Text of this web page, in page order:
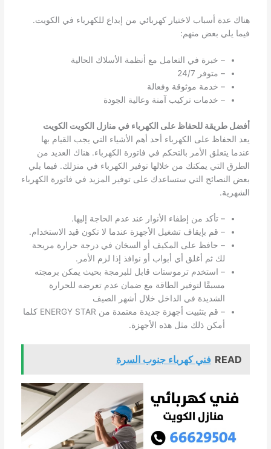
هناك عدة أسباب لاختيار كهربائي من إبداع للكهرباء في الكويت.
فيما يلي بعض منهم:
– خبرة في التعامل مع أنظمة الأسلاك الحالية
– متوفر 24/7
– خدمة موثوقة وفعالة
– خدمات تركيب آمنة وعالية الجودة
أفضل طريقة للحفاظ على الكهرباء في منازل الكويت الكويت
يعد الحفاظ على الكهرباء أحد أهم الأشياء التي يجب القيام بها
عندما يتعلق الأمر بالتحكم في فاتورة الكهرباء. هناك العديد من
الطرق التي يمكنك من خلالها توفير الكهرباء في منزلك. فيما يلي
بعض النصائح التي ستساعدك على توفير المزيد في فاتورة الكهرباء
الشهرية.
– تأكد من إطفاء الأنوار عند عدم الحاجة إليها.
– قم بإيقاف تشغيل الأجهزة عندما لا تكون قيد الاستخدام.
– حافظ على المكيف أو السخان في درجة حرارة مريحة
لك ثم أغلق أي أبواب أو نوافذ إذا لزم الأمر.
– استخدم ترموستات قابل للبرمجة بحيث يمكن برمجته
مسبقًا لتوفير الطاقة مع ضمان عدم تعرضه للحرارة
الشديدة في الداخل خلال أشهر الصيف
– قم بتثبيت أجهزة جديدة معتمدة من ENERGY STAR كلما
أمكن ذلك مثل هذه الأجهزة.
READ فني كهرباء جنوب السرة